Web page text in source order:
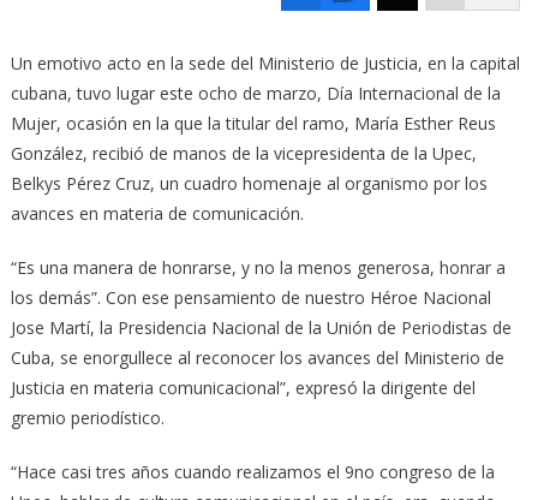
Un emotivo acto en la sede del Ministerio de Justicia, en la capital
cubana, tuvo lugar este ocho de marzo, Día Internacional de la
Mujer, ocasión en la que la titular del ramo, María Esther Reus
González, recibió de manos de la vicepresidenta de la Upec,
Belkys Pérez Cruz, un cuadro homenaje al organismo por los
avances en materia de comunicación.
“Es una manera de honrarse, y no la menos generosa, honrar a
los demás”. Con ese pensamiento de nuestro Héroe Nacional
Jose Martí, la Presidencia Nacional de la Unión de Periodistas de
Cuba, se enorgullece al reconocer los avances del Ministerio de
Justicia en materia comunicacional”, expresó la dirigente del
gremio periodístico.
“Hace casi tres años cuando realizamos el 9no congreso de la